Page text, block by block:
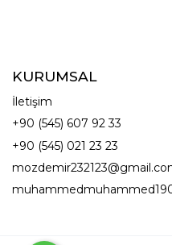
KURUMSAL
İletişim
+90 (545) 607 92 33
+90 (545) 021 23 23